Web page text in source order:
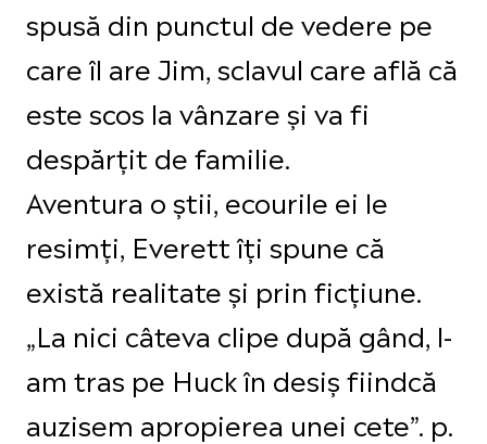
spusă din punctul de vedere pe
care îl are Jim, sclavul care află că
este scos la vânzare și va fi
despărțit de familie.
Aventura o știi, ecourile ei le
resimți, Everett îți spune că
există realitate și prin ficțiune.
„La nici câteva clipe după gând, l-
am tras pe Huck în desiș fiindcă
auzisem apropierea unei cete”. p.